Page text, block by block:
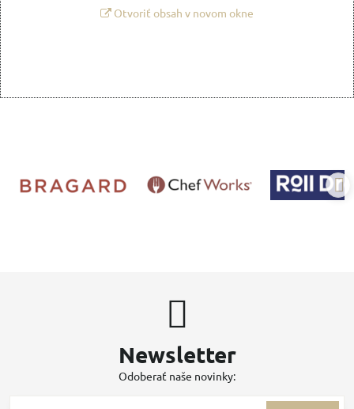
Otvoriť obsah v novom okne
Newsletter
Odoberať naše novinky: